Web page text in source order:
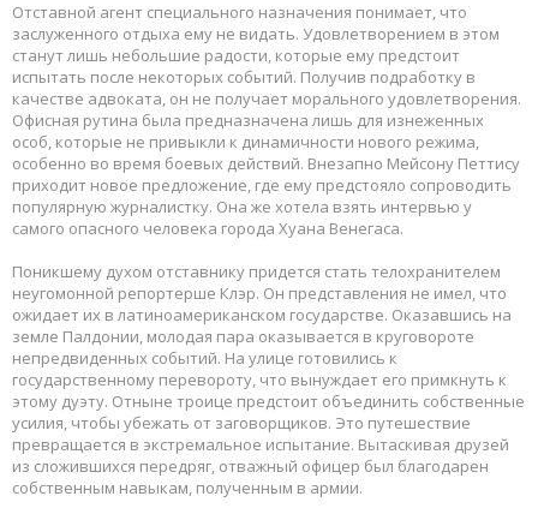
Отставной агент специального назначения понимает, что
заслуженного отдыха ему не видать. Удовлетворением в этом
станут лишь небольшие радости, которые ему предстоит
испытать после некоторых событий. Получив подработку в
качестве адвоката, он не получает морального удовлетворения.
Офисная рутина была предназначена лишь для изнеженных
особ, которые не привыкли к динамичности нового режима,
особенно во время боевых действий. Внезапно Мейсону Петтису
приходит новое предложение, где ему предстояло сопроводить
популярную журналистку. Она же хотела взять интервью у
самого опасного человека города Хуана Венегаса.
Поникшему духом отставнику придется стать телохранителем
неугомонной репортерше Клэр. Он представления не имел, что
ожидает их в латиноамериканском государстве. Оказавшись на
земле Палдонии, молодая пара оказывается в круговороте
непредвиденных событий. На улице готовились к
государственному перевороту, что вынуждает его примкнуть к
этому дуэту. Отныне троице предстоит объединить собственные
усилия, чтобы убежать от заговорщиков. Это путешествие
превращается в экстремальное испытание. Вытаскивая друзей
из сложившихся передряг, отважный офицер был благодарен
собственным навыкам, полученным в армии.